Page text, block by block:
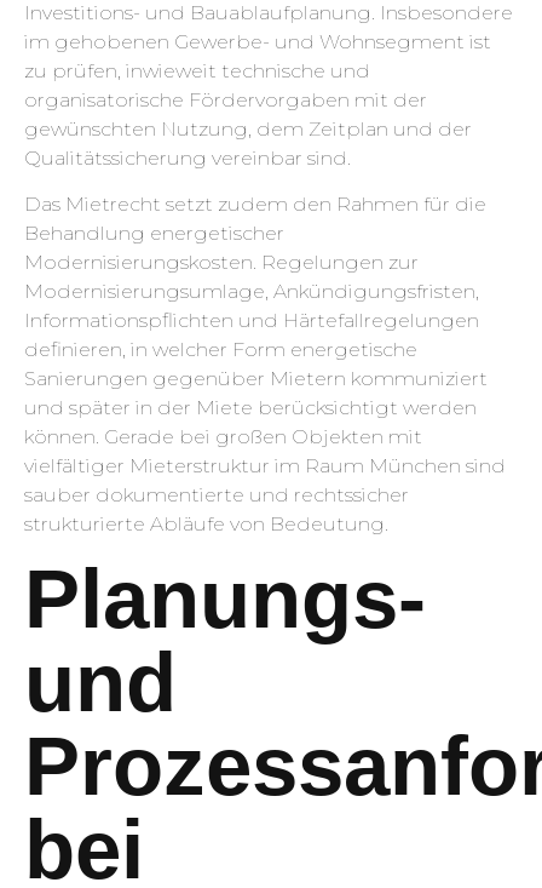
Investitions- und Bauablaufplanung. Insbesondere
im gehobenen Gewerbe- und Wohnsegment ist
zu prüfen, inwieweit technische und
organisatorische Fördervorgaben mit der
gewünschten Nutzung, dem Zeitplan und der
Qualitätssicherung vereinbar sind.
Das Mietrecht setzt zudem den Rahmen für die
Behandlung energetischer
Modernisierungskosten. Regelungen zur
Modernisierungsumlage, Ankündigungsfristen,
Informationspflichten und Härtefallregelungen
definieren, in welcher Form energetische
Sanierungen gegenüber Mietern kommuniziert
und später in der Miete berücksichtigt werden
können. Gerade bei großen Objekten mit
vielfältiger Mieterstruktur im Raum München sind
sauber dokumentierte und rechtssicher
strukturierte Abläufe von Bedeutung.
Planungs-
und
bei